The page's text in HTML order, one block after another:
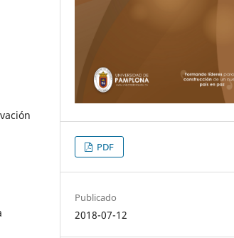
PDF
Publicado
2018-07-12